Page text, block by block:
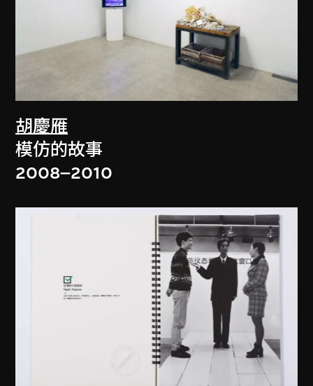
胡慶雁
模仿的故事
2008–2010